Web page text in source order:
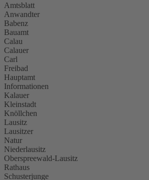
Amtsblatt
Anwandter
Babenz
Bauamt
Calau
Calauer
Carl
Freibad
Hauptamt
Informationen
Kalauer
Kleinstadt
Knöllchen
Lausitz
Lausitzer
Natur
Niederlausitz
Oberspreewald-Lausitz
Rathaus
Schusterjunge